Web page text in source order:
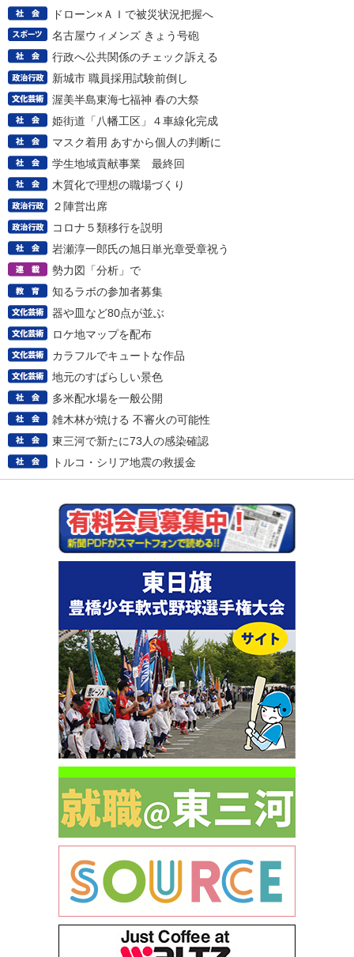
ドローン×ＡＩで被災状況把握へ
名古屋ウィメンズ きょう号砲
行政へ公共関係のチェック訴える
新城市 職員採用試験前倒し
渥美半島東海七福神 春の大祭
姫街道「八幡工区」４車線化完成
マスク着用 あすから個人の判断に
学生地域貢献事業 最終回
木質化で理想の職場づくり
２陣営出席
コロナ５類移行を説明
岩瀬淳一郎氏の旭日単光章受章祝う
勢力図「分析」で
知るラボの参加者募集
器や皿など80点が並ぶ
ロケ地マップを配布
カラフルでキュートな作品
地元のすばらしい景色
多米配水場を一般公開
雑木林が焼ける 不審火の可能性
東三河で新たに73人の感染確認
トルコ・シリア地震の救援金